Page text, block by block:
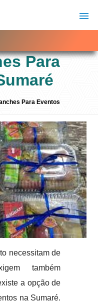
Para
Para Eventos
necessitam de
também
a opção de
na Sumaré.